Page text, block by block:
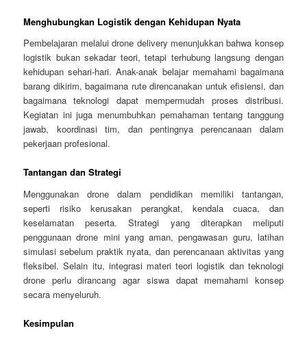
Menghubungkan Logistik dengan Kehidupan Nyata
Pembelajaran melalui drone delivery menunjukkan bahwa konsep
logistik bukan sekadar teori, tetapi terhubung langsung dengan
kehidupan sehari-hari. Anak-anak belajar memahami bagaimana
barang dikirim, bagaimana rute direncanakan untuk efisiensi, dan
bagaimana teknologi dapat mempermudah proses distribusi.
Kegiatan ini juga menumbuhkan pemahaman tentang tanggung
jawab, koordinasi tim, dan pentingnya perencanaan dalam
pekerjaan profesional.
Tantangan dan Strategi
Menggunakan drone dalam pendidikan memiliki tantangan,
seperti risiko kerusakan perangkat, kendala cuaca, dan
keselamatan peserta. Strategi yang diterapkan meliputi
penggunaan drone mini yang aman, pengawasan guru, latihan
simulasi sebelum praktik nyata, dan perencanaan aktivitas yang
fleksibel. Selain itu, integrasi materi teori logistik dan teknologi
drone perlu dirancang agar siswa dapat memahami konsep
secara menyeluruh.
Kesimpulan